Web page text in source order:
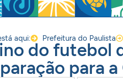
aqui: Prefeitura do Paulista
do futebol
para